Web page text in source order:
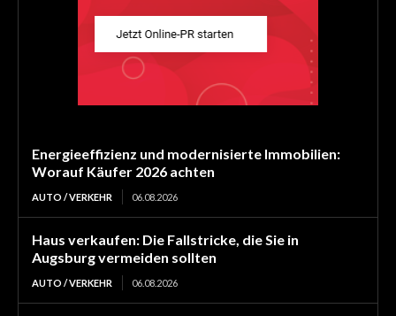
Energieeffizienz und modernisierte Immobilien:
Worauf Käufer 2026 achten
AUTO / VERKEHR 06.08.2026
Haus verkaufen: Die Fallstricke, die Sie in
Augsburg vermeiden sollten
AUTO / VERKEHR 06.08.2026